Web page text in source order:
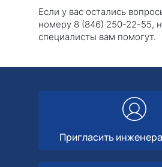
Если у вас остались
номеру 8 (846) 250-22-55,
специалисты вам помогут.
Пригласить